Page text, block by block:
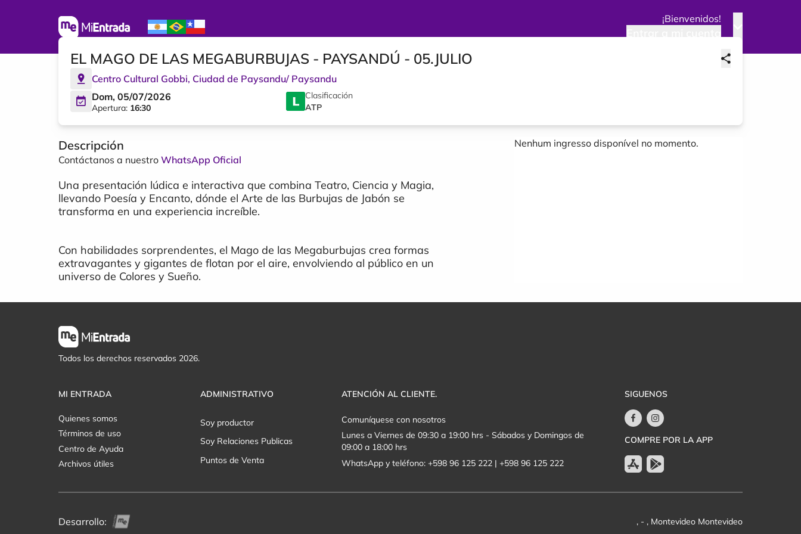
¡Bienvenidos!
EL MAGO DE LAS MEGABURBUJAS - PAYSANDÚ - 05.JULIO
Centro Cultural Gobbi, Ciudad de Paysandu/ Paysandu
Dom, 05/07/2026
Apertura: 16:30
Clasificación
ATP
Descripción
Contáctanos a nuestro WhatsApp Oficial
Una presentación lúdica e interactiva que combina Teatro, Ciencia y Magia,
llevando Poesía y Encanto, dónde el Arte de las Burbujas de Jabón se
transforma en una experiencia increíble.
Con habilidades sorprendentes, el Mago de las Megaburbujas crea formas
extravagantes y gigantes de flotan por el aire, envolviendo al público en un
universo de Colores y Sueño.
Nenhum ingresso disponível no momento.
Todos los derechos reservados 2026.
MI ENTRADA
Quienes somos
Términos de uso
Centro de Ayuda
Archivos útiles
ADMINISTRATIVO
Soy productor
Soy Relaciones Publicas
Puntos de Venta
ATENCIÓN AL CLIENTE.
Comuníquese con nosotros
Lunes a Viernes de 09:30 a 19:00 hrs - Sábados y Domingos de
09:00 a 18:00 hrs
WhatsApp y teléfono: +598 96 125 222 | +598 96 125 222
SIGUENOS
COMPRE POR LA APP
Desarrollo: , - , Montevideo Montevideo